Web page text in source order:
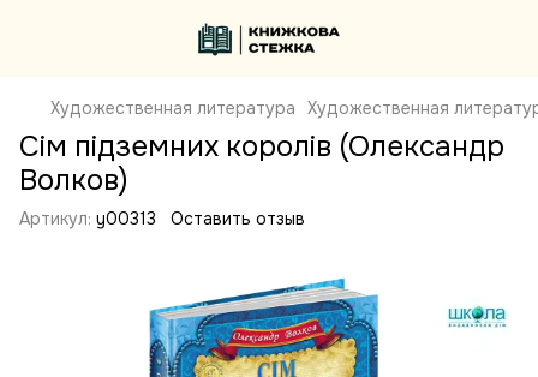
Художественная литература Художественная
Сім підземних королів (Олександр
Волков)
Артикул: y00313 Оставить отзыв